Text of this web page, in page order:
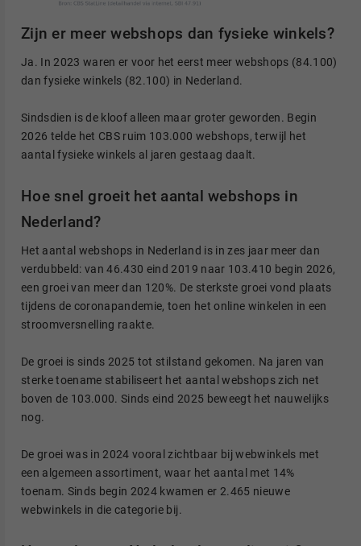
Zijn er meer webshops dan fysieke winkels?
Ja. In 2023 waren er voor het eerst meer webshops (84.100)
dan fysieke winkels (82.100) in Nederland.
Sindsdien is de kloof alleen maar groter geworden. Begin
2026 telde het CBS ruim 103.000 webshops, terwijl het
aantal fysieke winkels al jaren gestaag daalt.
Hoe snel groeit het aantal webshops in
Nederland?
Het aantal webshops in Nederland is in zes jaar meer dan
verdubbeld: van 46.430 eind 2019 naar 103.410 begin 2026,
een groei van meer dan 120%. De sterkste groei vond plaats
tijdens de coronapandemie, toen het online winkelen in een
stroomversnelling raakte.
De groei is sinds 2025 tot stilstand gekomen. Na jaren van
sterke toename stabiliseert het aantal webshops zich net
boven de 103.000. Sinds eind 2025 beweegt het nauwelijks
nog.
De groei was in 2024 vooral zichtbaar bij webwinkels met
een algemeen assortiment, waar het aantal met 14%
toenam. Sinds begin 2024 kwamen er 2.465 nieuwe
webwinkels in die categorie bij.